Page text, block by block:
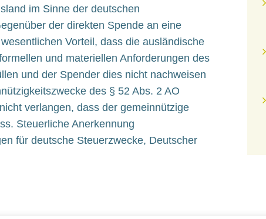
im Sinne der deutschen
der direkten Spende an eine
Vorteil, dass die ausländische
und materiellen Anforderungen des
und der Spender dies nicht nachweisen
des § 52 Abs. 2 AO
verlangen, dass der gemeinnützige
Steuerliche Anerkennung
für deutsche Steuerzwecke, Deutscher